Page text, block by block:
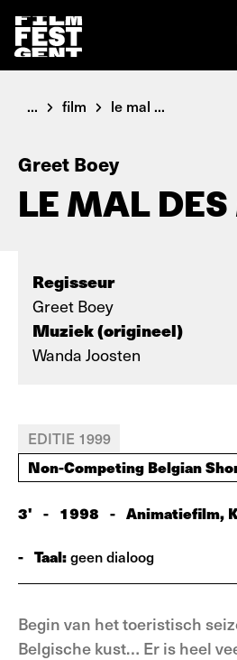
... film le mal ...
Greet Boey
LE MAL
Regisseur
Greet Boey
Muziek (origineel)
Wanda Joosten
EDITIE 1999
Non-Competing Belgian
3' - 1998 - Animatiefilm,
- Taal:geen dialoog
Begin van het toeristisch
Belgische kust… Er is heel